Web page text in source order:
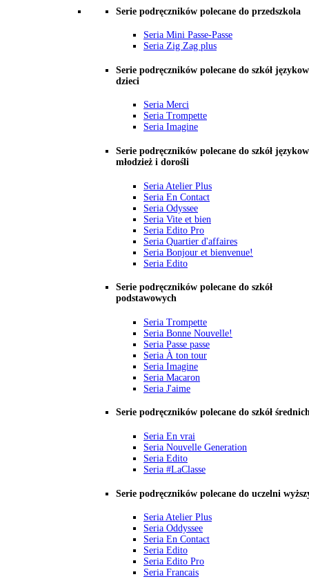
Serie podręczników polecane do przedszkola
Seria Mini Passe-Passe
Seria Zig Zag plus
Serie podręczników polecane do szkół
dzieci
Seria Merci
Seria Trompette
Seria Imagine
Serie podręczników polecane do szkół
młodzież i dorośli
Seria Atelier Plus
Seria En Contact
Seria Odyssee
Seria Vite et bien
Seria Edito Pro
Seria Quartier d'affaires
Seria Bonjour et bienvenue!
Seria Edito
Serie podręczników polecane do szkół
podstawowych
Seria Trompette
Seria Bonne Nouvelle!
Seria Passe passe
Seria À ton tour
Seria Imagine
Seria Macaron
Seria J'aime
Serie podręczników polecane do szkół
Seria En vrai
Seria Nouvelle Generation
Seria Edito
Seria #LaClasse
Serie podręczników polecane do uczelni
Seria Atelier Plus
Seria Oddyssee
Seria En Contact
Seria Edito
Seria Edito Pro
Seria Francais